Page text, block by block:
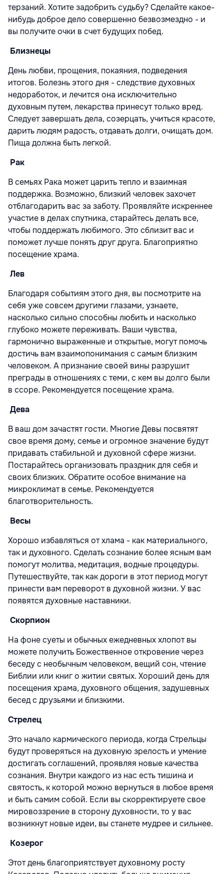
терзаний. Хотите задобрить судьбу? Сделайте какое-
нибудь доброе дело совершенно безвозмездно - и
вы получите очки в счет будущих побед.
Близнецы
День любви, прощения, покаяния, подведения
итогов. Болезнь этого дня - следствие духовных
недоработок, и лечится она исключительно
духовным путем, лекарства принесут только вред.
Следует завершать дела, созерцать, учиться красоте,
дарить людям радость, отдавать долги, очищать дом.
Пища должна быть легкой.
Рак
В семьях Рака может царить тепло и взаимная
поддержка. Возможно, близкий человек захочет
отблагодарить вас за заботу. Проявляйте искреннее
участие в делах спутника, старайтесь делать все,
чтобы поддержать любимого. Это сблизит вас и
поможет лучше понять друг друга. Благоприятно
посещение храма.
Лев
Благодаря событиям этого дня, вы посмотрите на
себя уже совсем другими глазами, узнаете,
насколько сильно способны любить и насколько
глубоко можете переживать. Ваши чувства,
гармонично выраженные и открытые, могут помочь
достичь вам взаимопонимания с самым близким
человеком. А признание своей вины разрушит
преграды в отношениях с теми, с кем вы долго были
в ссоре. Рекомендуется посещение храма.
Дева
В ваш дом зачастят гости. Многие Девы посвятят
свое время дому, семье и огромное значение будут
придавать стабильной и духовной сфере жизни.
Постарайтесь организовать праздник для себя и
своих близких. Обратите особое внимание на
микроклимат в семье. Рекомендуется
благотворительность.
Весы
Хорошо избавляться от хлама - как материального,
так и духовного. Сделать сознание более ясным вам
помогут молитва, медитация, водные процедуры.
Путешествуйте, так как дороги в этот период могут
принести вам переворот в духовной жизни. У вас
появятся духовные наставники.
Скорпион
На фоне суеты и обычных ежедневных хлопот вы
можете получить Божественное откровение через
беседу с необычным человеком, вещий сон, чтение
Библии или книг о житии святых. Хороший день для
посещения храма, духовного общения, задушевных
бесед с друзьями и близкими.
Стрелец
Это начало кармического периода, когда Стрельцы
будут проверяться на духовную зрелость и умение
достигать соглашений, проявляя новые качества
сознания. Внутри каждого из нас есть тишина и
святость, к которой можно вернуться в любое время
и быть самим собой. Если вы скорректируете свое
мировоззрение в сторону духовности, то у вас
возникнут новые идеи, вы станете мудрее и сильнее.
Козерог
Этот день благоприятствует духовному росту